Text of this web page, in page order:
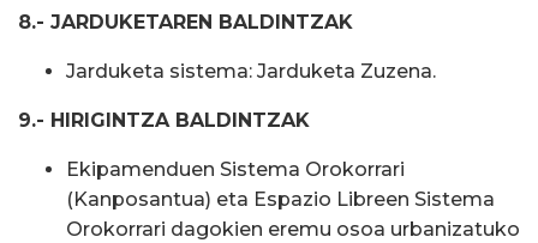
8.- JARDUKETAREN BALDINTZAK
Jarduketa sistema: Jarduketa Zuzena.
9.- HIRIGINTZA BALDINTZAK
Ekipamenduen Sistema Orokorrari
(Kanposantua) eta Espazio Libreen Sistema
Orokorrari dagokien eremu osoa urbanizatuko